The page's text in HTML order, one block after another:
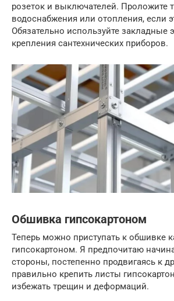
розеток и выключателей. Проложите
водоснабжения или отопления, если
Обязательно используйте закладные
крепления сантехнических приборов.
Обшивка гипсокартоном
Теперь можно приступать к обшивке
гипсокартоном. Я предпочитаю
стороны, постепенно продвигаясь к
правильно крепить листы
избежать трещин и деформаций.